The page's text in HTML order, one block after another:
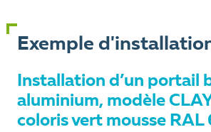
Exemple
Installation d’un portail
aluminium, modèle
coloris vert mousse RAL